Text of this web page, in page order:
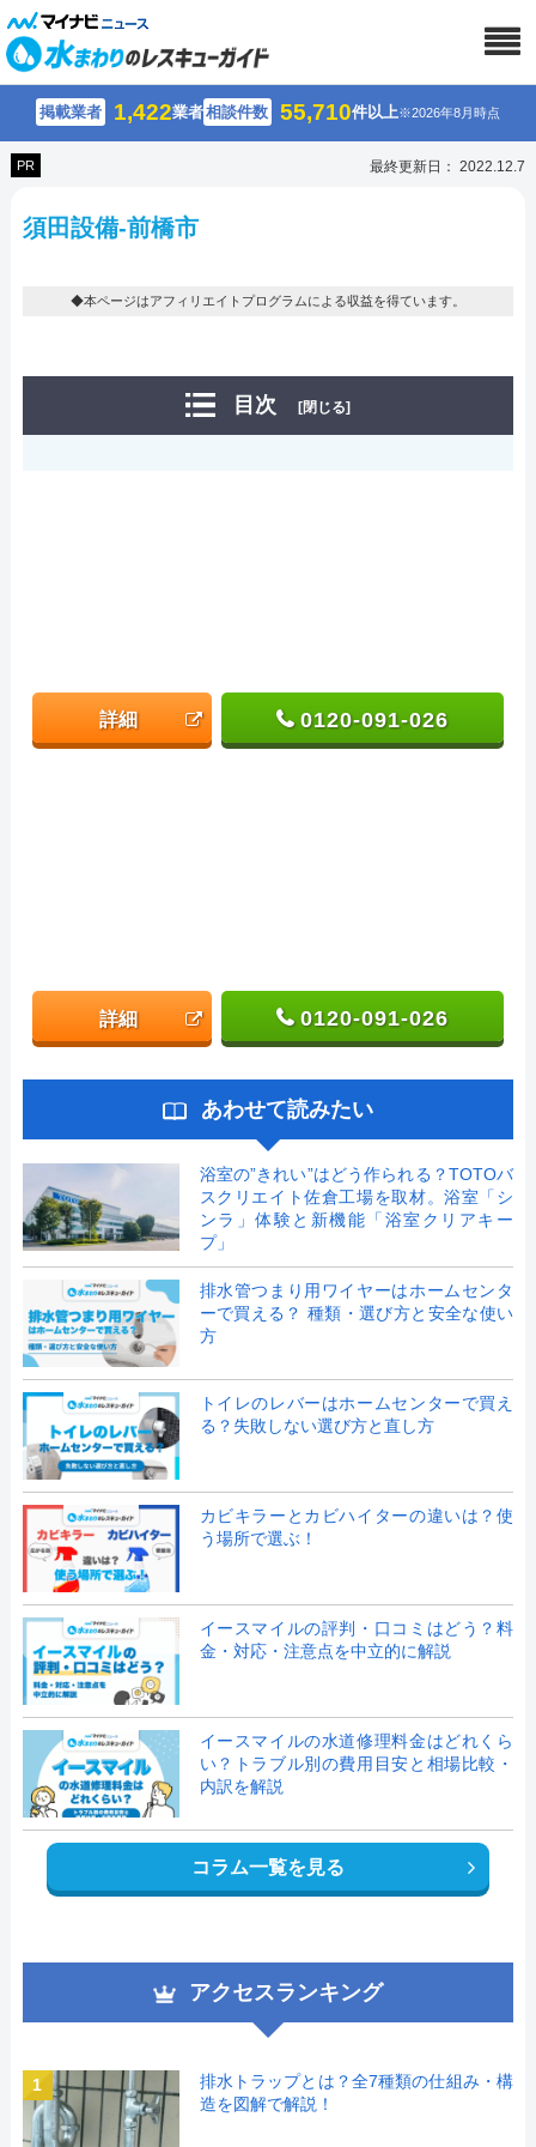
掲載業者 1,422業者相談件数 55,710件以上※2026年8月時点
PR 最終更新日： 2022.12.7
須田設備-前橋市
◆本ページはアフィリエイトプログラムによる収益を得ています。
目次 [閉じる]
詳細 0120-091-026
詳細 0120-091-026
あわせて読みたい
浴室の”きれい”はどう作られる？TOTOバ
スクリエイト佐倉工場を取材。浴室「シ
ンラ」体験と新機能「浴室クリアキー
プ」
排水管つまり用ワイヤーはホームセンタ
ーで買える？ 種類・選び方と安全な使い
方
トイレのレバーはホームセンターで買え
る？失敗しない選び方と直し方
カビキラーとカビハイターの違いは？使
う場所で選ぶ！
イースマイルの評判・口コミはどう？料
金・対応・注意点を中立的に解説
イースマイルの水道修理料金はどれくら
い？トラブル別の費用目安と相場比較・
内訳を解説
コラム一覧を見る
アクセスランキング
1
排水トラップとは？全7種類の仕組み・構
造を図解で解説！